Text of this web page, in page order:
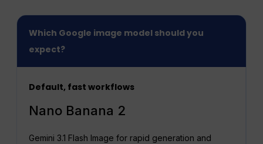
Which Google image model should you
expect?
Default, fast workflows
Nano Banana 2
Gemini 3.1 Flash Image for rapid generation and